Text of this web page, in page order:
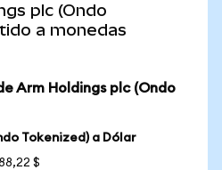
plc (Ondo
a monedas
Arm Holdings plc (Ondo
Tokenized) a Dólar
$